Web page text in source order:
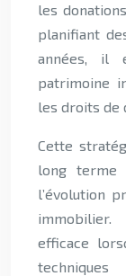
les
planifiant
années, il
patrimoine
les droits de
Cette
long terme
l’évolution
efficace